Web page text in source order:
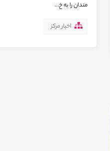
مندان را به خ...
اخبار مرکز